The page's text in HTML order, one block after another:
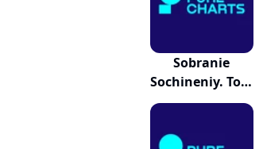
Sobranie
Sochineniy. Tom
2